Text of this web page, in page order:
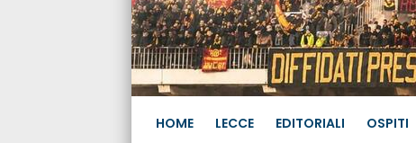
HOME LECCE EDITORIALI OSPITI